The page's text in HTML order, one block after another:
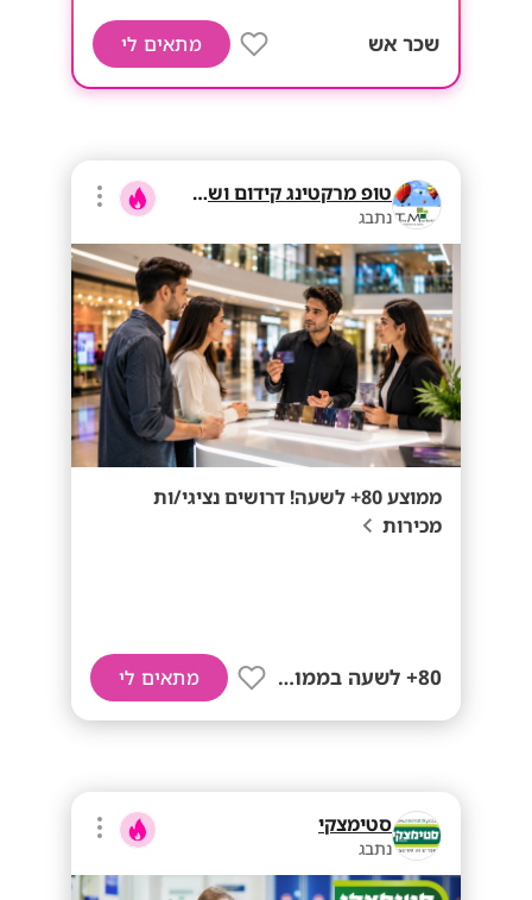
שכר אש מתאים לי
טופ מרקטינג קידום ושיווק בע"מ
נתבג
ממוצע 80+ לשעה! דרושים נציגי/ות
מכירות
80+ לשעה בממוצע מתאים לי
סטימצקי
נתבג